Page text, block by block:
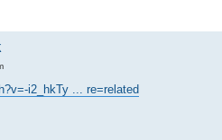
i2_hkTy ... re=related